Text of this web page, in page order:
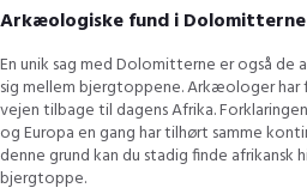
Arkæologiske fund i Dolomitterne
En unik sag med Dolomitterne er også
sig mellem bjergtoppene. Arkæologer har
vejen tilbage til dagens Afrika.
og Europa en gang har tilhørt samme
denne grund kan du stadig finde
bjergtoppe.